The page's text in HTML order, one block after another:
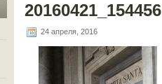
20160421_154456
24 апреля, 2016